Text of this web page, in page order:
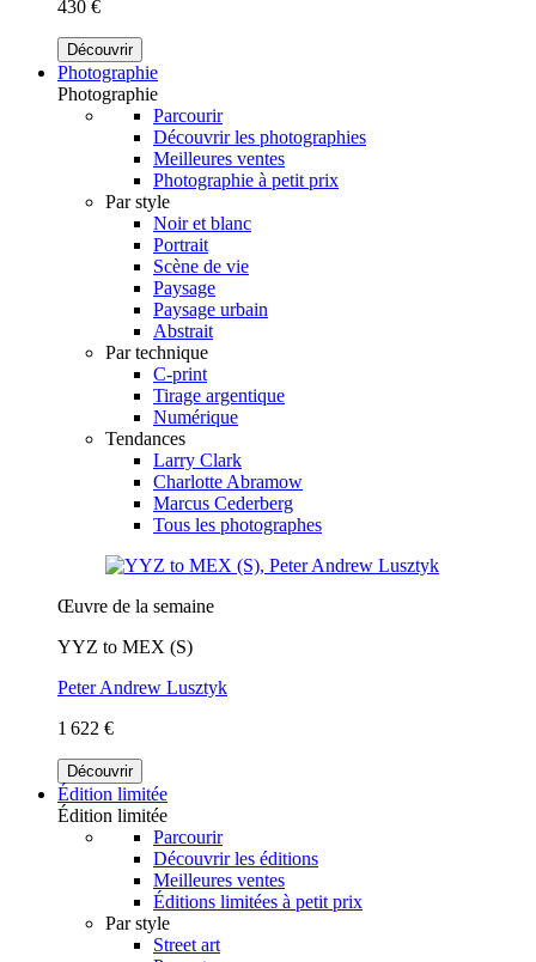
430 €
Découvrir
Photographie
Photographie
Parcourir
Découvrir les photographies
Meilleures ventes
Photographie à petit prix
Par style
Noir et blanc
Portrait
Scène de vie
Paysage
Paysage urbain
Abstrait
Par technique
C-print
Tirage argentique
Numérique
Tendances
Larry Clark
Charlotte Abramow
Marcus Cederberg
Tous les photographes
Œuvre de la semaine
YYZ to MEX (S)
Peter Andrew Lusztyk
1 622 €
Découvrir
Édition limitée
Édition limitée
Parcourir
Découvrir les éditions
Meilleures ventes
Éditions limitées à petit prix
Par style
Street art